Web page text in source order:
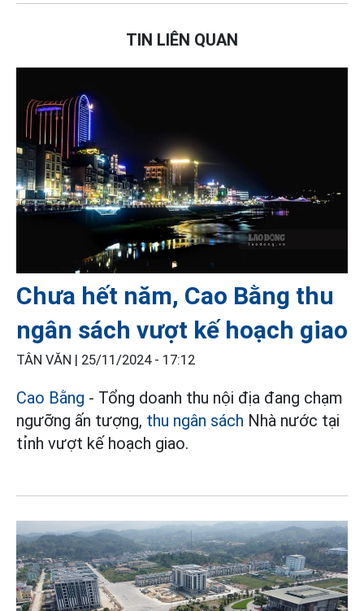
TIN LIÊN QUAN
Chưa hết năm, Cao Bằng thu
ngân sách vượt kế hoạch giao
TÂN VĂN | 25/11/2024 - 17:12
Cao Bằng - Tổng doanh thu nội địa đang chạm
ngưỡng ấn tượng, thu ngân sách Nhà nước tại
tỉnh vượt kế hoạch giao.